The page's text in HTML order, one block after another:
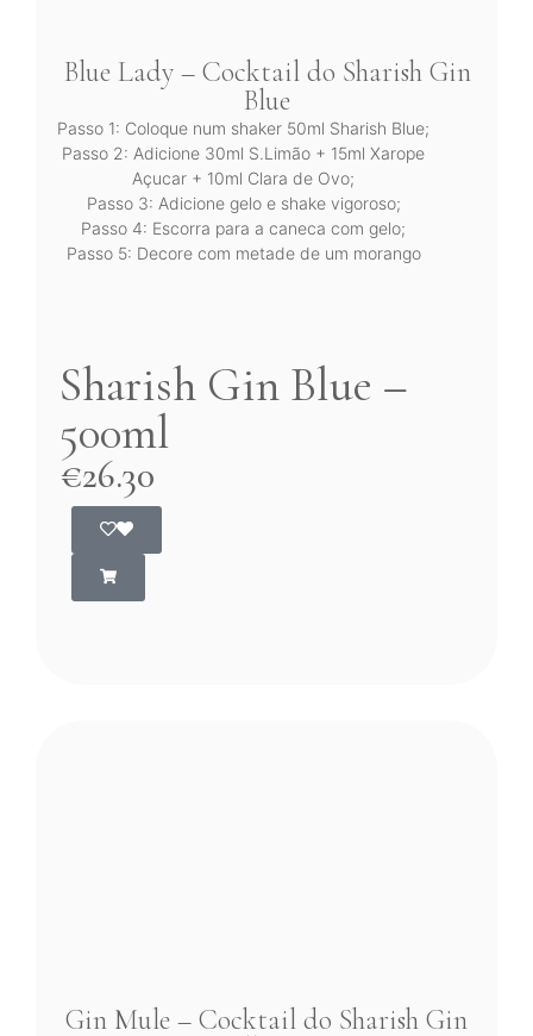
Blue Lady – Cocktail do Sharish Gin
Blue
Passo 1: Coloque num shaker 50ml Sharish Blue;
Passo 2: Adicione 30ml S.Limão + 15ml Xarope
Açucar + 10ml Clara de Ovo;
Passo 3: Adicione gelo e shake vigoroso;
Passo 4: Escorra para a caneca com gelo;
Passo 5: Decore com metade de um morango
Sharish Gin Blue –
500ml
€26.30
Gin Mule – Cocktail do Sharish Gin